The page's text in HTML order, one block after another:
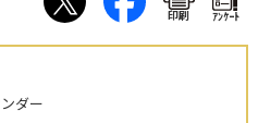
印刷 ｱﾝｹｰﾄ
ダー